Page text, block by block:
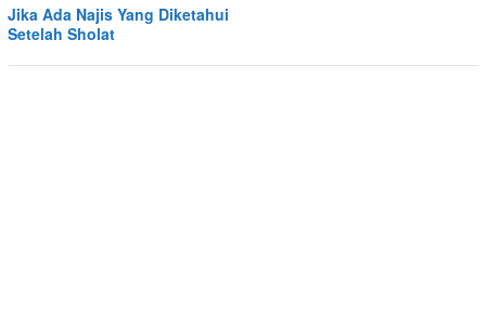
Jika Ada Najis Yang Diketahui
Setelah Sholat